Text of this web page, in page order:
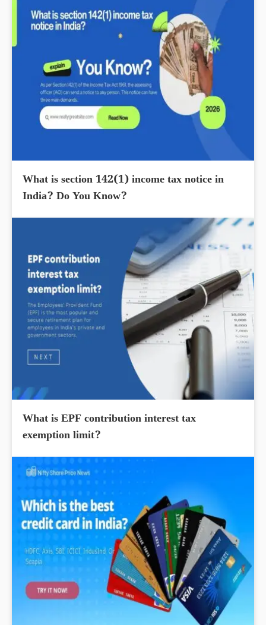
What is section 142(1) income tax notice in
India? Do You Know?
What is EPF contribution interest tax
exemption limit?